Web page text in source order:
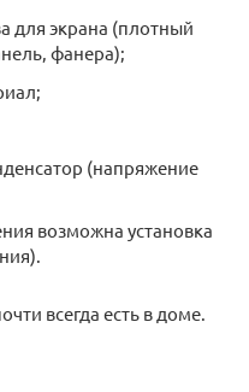
для экрана (плотный
фанера);
(напряжение
возможна установка
всегда есть в доме.